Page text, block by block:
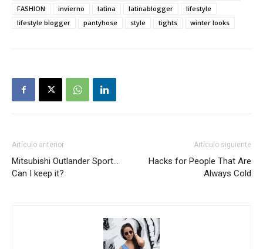
FASHION
invierno latina latinablogger
lifestyle
lifestyle blogger
pantyhose style tights winter looks
Artículo anterior
Mitsubishi Outlander Sport…
Can I keep it?
Artículo siguiente
Hacks for People That Are
Always Cold